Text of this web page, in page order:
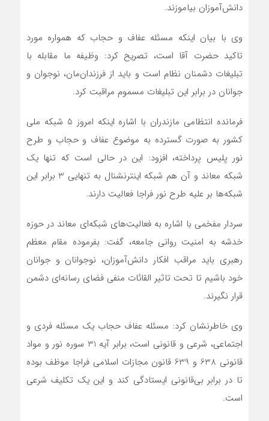
دانش‌آموزان بياموزند.
وی با بیان اینکه مسئله عفاف و حجاب که همواره مورد
تاکيد حضرت آقا است، تصریح کرد: وظيفه ما مقابله با
تبليغات دشمنان نظام است و بايد از فرزندان‌مان، نوجوان و
جوانان در برابر اين تبليغات مسموم مراقبت کرد.
فرمانده انتظامی مازندران با اشاره اينکه امروز 5 شبکه ملی
کشور به صورت گسترده به موضوع عفاف و حجاب و طرح
نور پليس پرداخته، افزود: اين در حالی است که تنها يک
شبکه معاند و آن هم شبکه اينترنشنال به تنهايی 3 برابر اين
شبکه‌ها بر عليه طرح نور فراجا فعاليت دارند.
سردار مفخمی با اشاره به فعاليت‌های شبکه‌ای معاند در حوزه
خدشه به امنيت روانی جامعه، گفت: بفرموده مقام معظم
رهبری بايد مراقب افکار دانش‌آموزان، نوجوانان و جوانان
خود باشيم تا تحت تاثير القائات منفی فضای رسانه‌ای دشمن
قرار نگيرند.
وی خاطرنشان کرد: مسئله عفاف حجاب يک مسئله فردی و
اجتماعی، شرعی و قانونی است، برابر آيه 31 سوره نور و مواد
قانونی 638 و 639 قانون مجازات اسلامی فراجا موظف بوده
تا در برابر بی‌قانونی ايستادگی کند و اين يک تکليف شرعی
است.